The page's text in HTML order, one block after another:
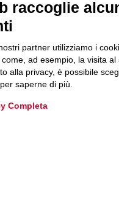
Guarda i
raccoglie
partner utilizziamo i
ad esempio, la visita
alla privacy, è possibile
saperne di più.
Completa